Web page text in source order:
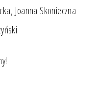
Joanna Skonieczna